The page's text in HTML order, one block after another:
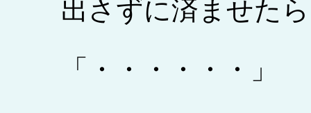
出さずに済ませた
「・・・・・・」